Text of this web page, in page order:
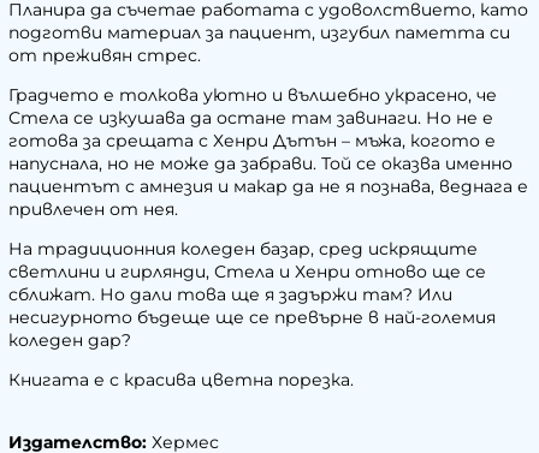
Планира да съчетае работата с удоволствието, като
подготви материал за пациент, изгубил паметта си
от преживян стрес.
Градчето е толкова уютно и вълшебно украсено, че
Стела се изкушава да остане там завинаги. Но не е
готова за срещата с Хенри Дътън – мъжа, когото е
напуснала, но не може да забрави. Той се оказва именно
пациентът с амнезия и макар да не я познава, веднага е
привлечен от нея.
На традиционния коледен базар, сред искрящите
светлини и гирлянди, Стела и Хенри отново ще се
сближат. Но дали това ще я задържи там? Или
несигурното бъдеще ще се превърне в най-големия
коледен дар?
Книгата е с красива цветна порезка.
Издателство: Хермес